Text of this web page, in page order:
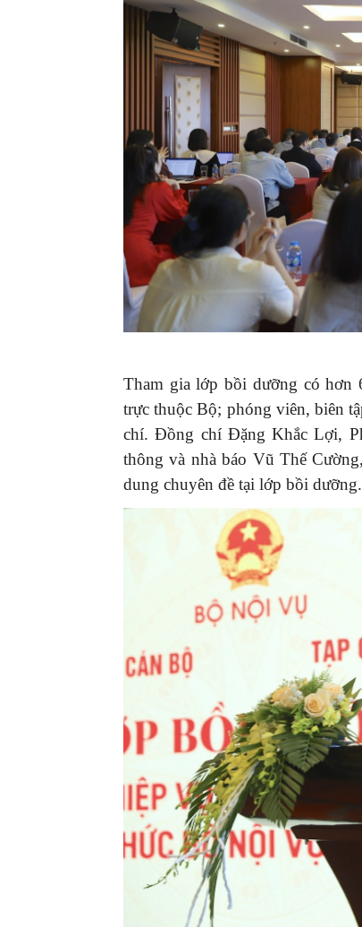
Tham gia lớp bồi dưỡng có hơn
trực thuộc Bộ; phóng viên, biên
chí. Đồng chí Đặng Khắc Lợi,
thông và nhà báo Vũ Thế
dung chuyên đề tại lớp bồi dưỡng.